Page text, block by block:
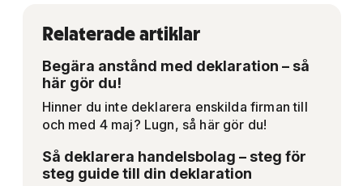
Relaterade artiklar
Begära anstånd med deklaration – så
här gör du!
Hinner du inte deklarera enskilda firman till
och med 4 maj? Lugn, så här gör du!
Så deklarera handelsbolag – steg för
steg guide till din deklaration